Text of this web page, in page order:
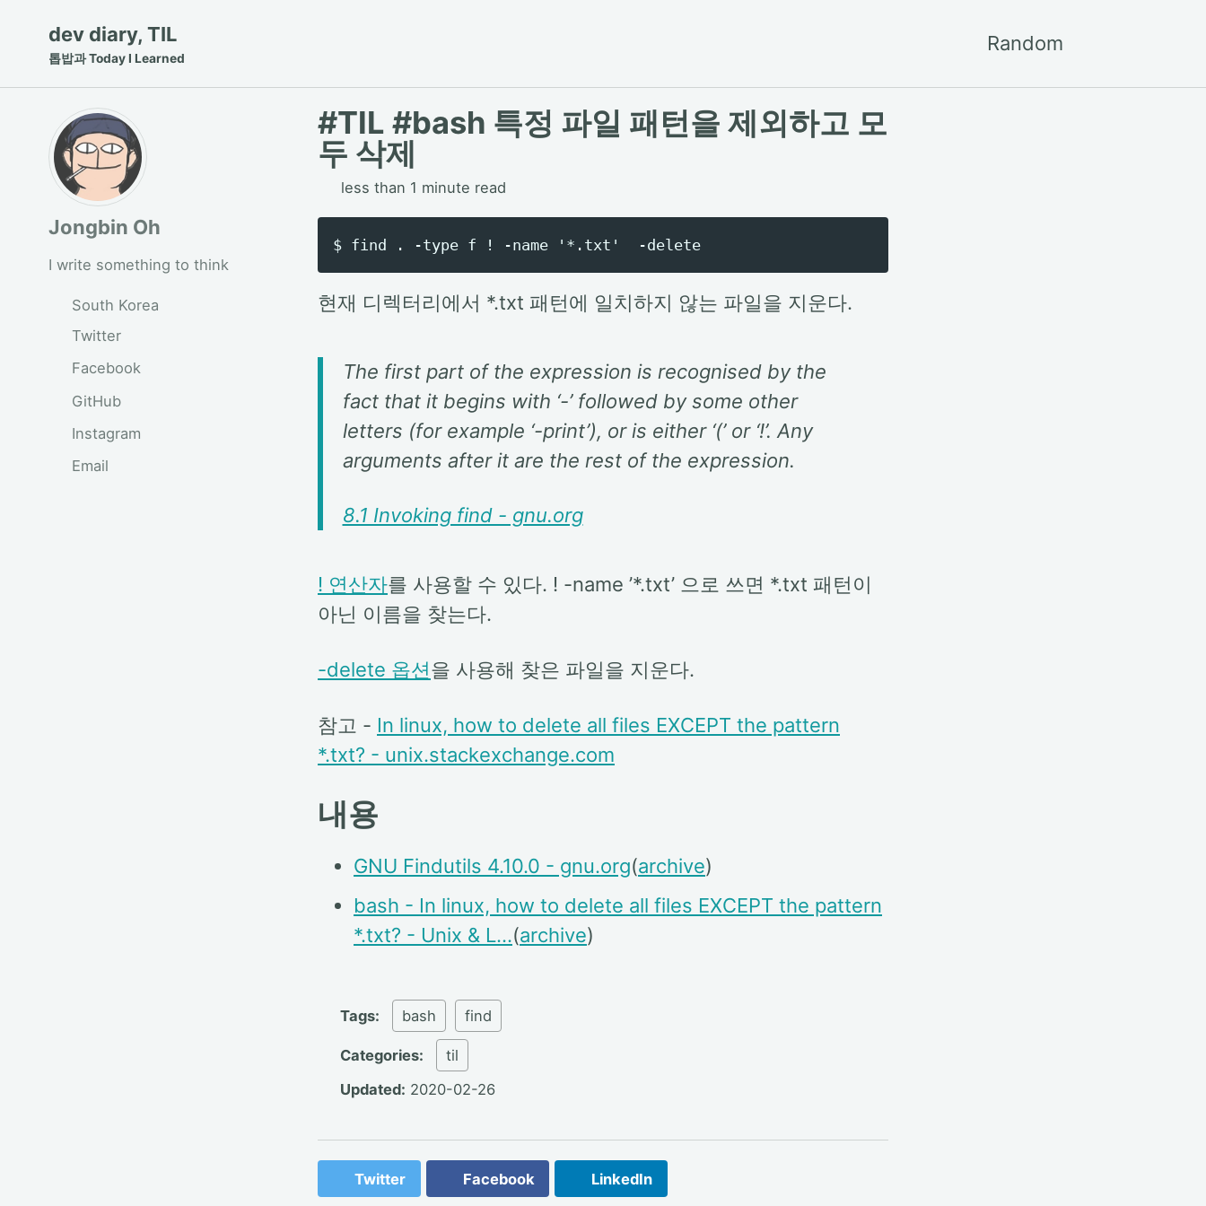
navigation
dev diary, TIL
톱밥과 Today I Learned
Random
Jongbin Oh
I write something to think
South Korea
Twitter
Facebook
GitHub
Instagram
Email
#TIL #bash 특정 파일 패턴을 제외하고 모
두 삭제
less than 1 minute read
$ find . -type f ! -name '*.txt'  -delete
현재 디렉터리에서 *.txt 패턴에 일치하지 않는 파일을 지운다.
The first part of the expression is recognised by the
fact that it begins with ‘-’ followed by some other
letters (for example ‘-print’), or is either ‘(’ or ‘!’. Any
arguments after it are the rest of the expression.
8.1 Invoking find - gnu.org
! 연산자를 사용할 수 있다. ! -name ’*.txt’ 으로 쓰면 *.txt 패턴이
아닌 이름을 찾는다.
-delete 옵션을 사용해 찾은 파일을 지운다.
참고 - In linux, how to delete all files EXCEPT the pattern
*.txt? - unix.stackexchange.com
내용
GNU Findutils 4.10.0 - gnu.org(archive)
bash - In linux, how to delete all files EXCEPT the pattern
*.txt? - Unix & L…(archive)
Tags: bash find
Categories:
til
Updated: 2020-02-26
Twitter Facebook LinkedIn